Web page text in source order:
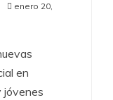
enero 20,
en
jóvenes